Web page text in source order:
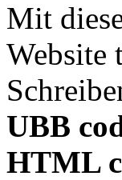
Mit
Website
UBB
HTML